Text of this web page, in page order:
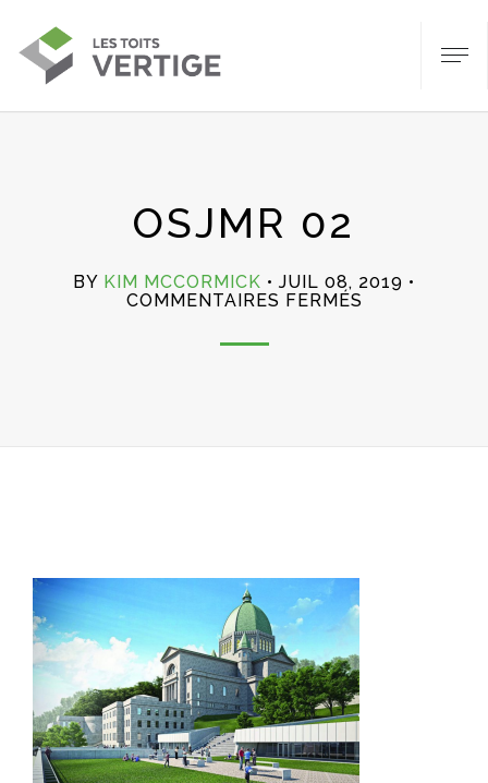
OSJMR 02
BY KIM MCCORMICK
JUIL 08, 2019
COMMENTAIRES FERMÉS